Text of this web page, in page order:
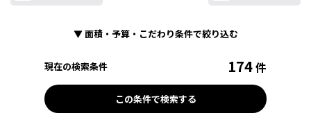
▼面積・予算・こだわり条件で絞り込む
現在の検索条件 174件
この条件で検索する